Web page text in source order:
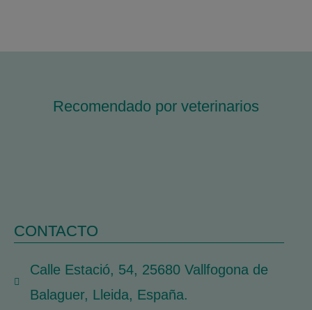
Recomendado por veterinarios
CONTACTO
Calle Estació, 54, 25680 Vallfogona de
Balaguer, Lleida, España.